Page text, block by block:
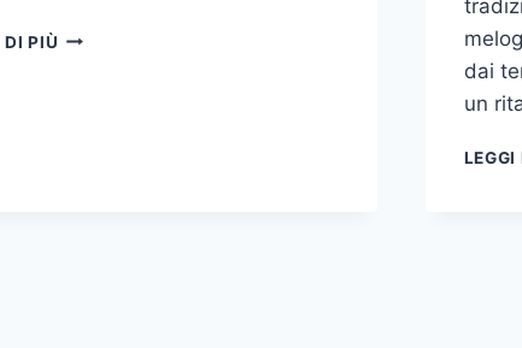
DI PIÙ VILLA
dai
un
LEGGI